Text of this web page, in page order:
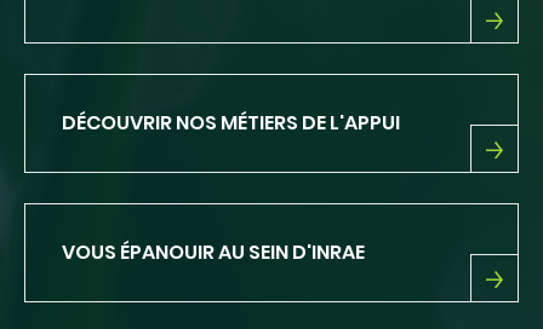
DÉCOUVRIR
DE
LA
DÉCOUVRIR NOS MÉTIERS DE L'APPUI
DÉCOUVRIR
L'APPUI
VOUS ÉPANOUIR AU SEIN D'INRAE
VOUS